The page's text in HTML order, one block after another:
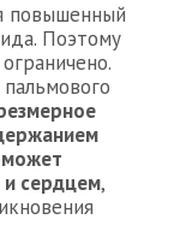
повышенный
Поэтому
может
и сердцем,